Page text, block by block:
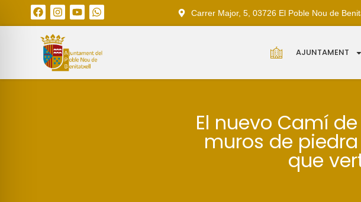
Carrer Major, 5, 03726 El Poble Nou de
AJUNTAMENT
El nuevo Camí
muros de
que